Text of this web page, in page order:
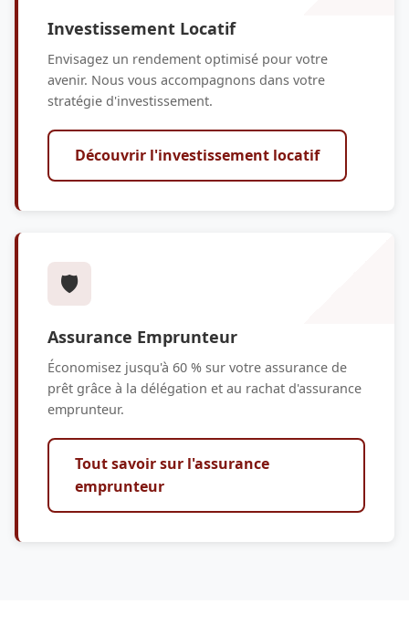
Investissement Locatif
Envisagez un rendement optimisé pour votre
avenir. Nous vous accompagnons dans votre
stratégie d'investissement.
Découvrir l'investissement locatif
🛡️
Assurance Emprunteur
Économisez jusqu'à 60 % sur votre assurance de
prêt grâce à la délégation et au rachat d'assurance
emprunteur.
Tout savoir sur l'assurance
emprunteur